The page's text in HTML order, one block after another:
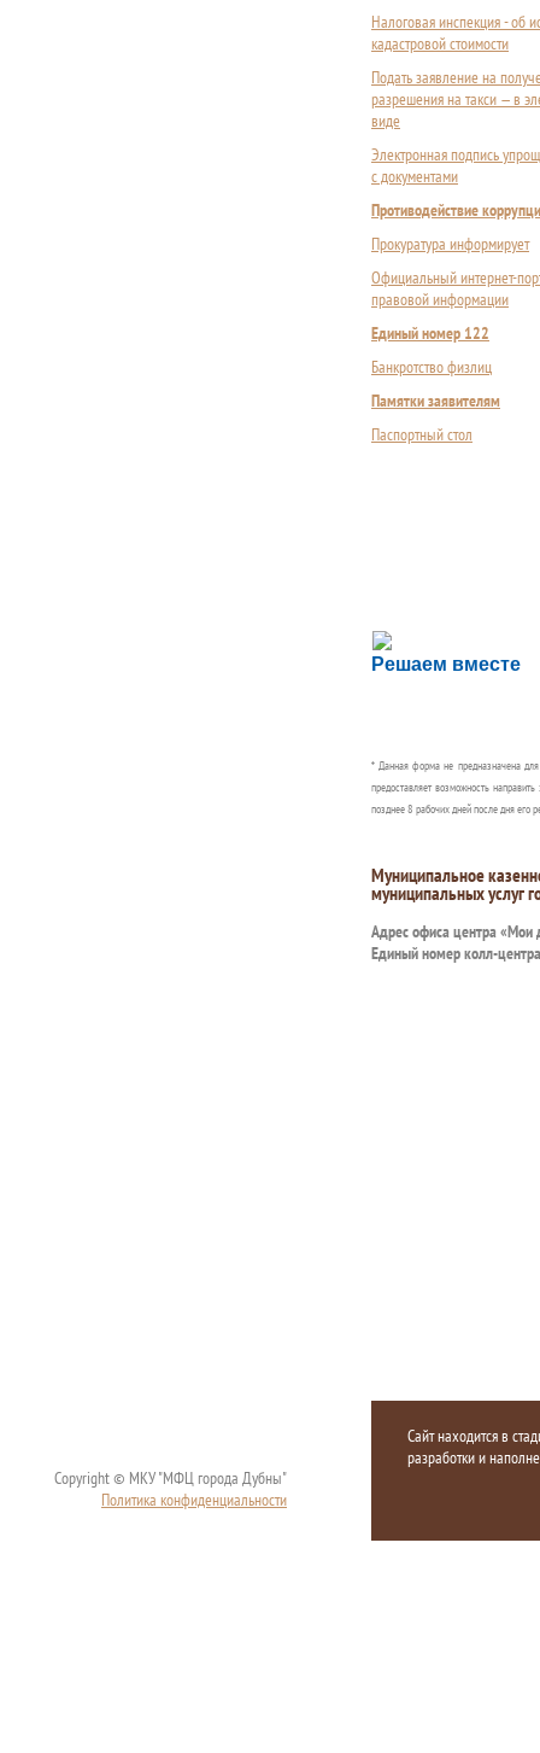
Налоговая инспекция - об
кадастровой стоимости
Подать заявление на
разрешения на такси — в
виде
Электронная подпись
с документами
Противодействие
Прокуратура информирует
Официальный интернет-
правовой информации
Единый номер 122
Банкротство физлиц
Памятки заявителям
Паспортный стол
Решаем вместе
Сложности с
Сообщите об этом
* Данная форма не предназначена
предоставляет возможность
позднее 8 рабочих дней после дня его
Муниципальное
муниципальных услуг
Адрес офиса центра «Мои
Единый номер колл-
Copyright © МКУ "МФЦ города Дубны"
Политика конфиденциальности
Сайт находится в
разработки и